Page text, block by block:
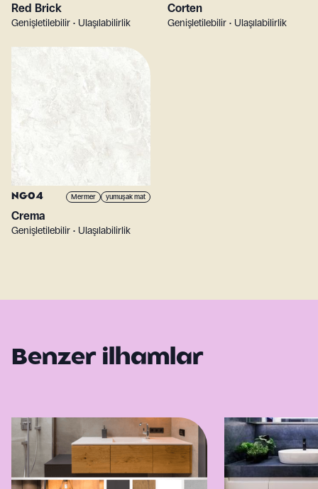
Red Brick
Genişletilebilir • Ulaşılabilirlik
Corten
Genişletilebilir • Ulaşılabilirlik
NG04 Mermer yumuşak mat
Crema
Genişletilebilir • Ulaşılabilirlik
Benzer ilhamlar